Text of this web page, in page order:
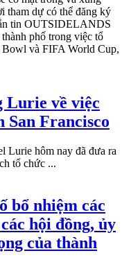
tham dự có thể đăng ký
tin OUTSIDELANDS
phố trong việc tổ
Bowl và FIFA World Cup,
Lurie về việc
San Francisco
hôm nay đã đưa ra
tổ chức ...
bổ nhiệm các
hội đồng, ủy
của thành